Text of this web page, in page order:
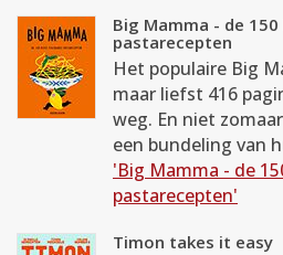
Big Mamma - de
pastarecepten
Het populaire Big
maar liefst 416
weg. En niet
een bundeling van
'Big Mamma - de
pastarecepten'
Timon takes it easy